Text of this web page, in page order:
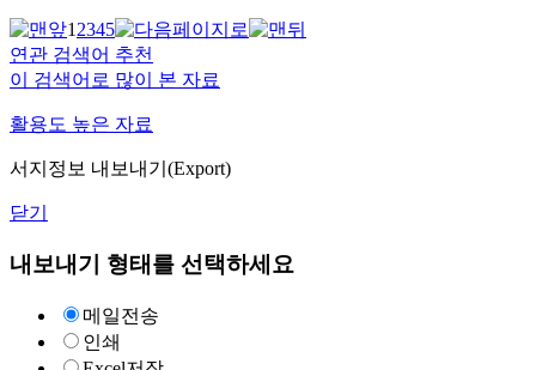
12345
연관 검색어 추천
이 검색어로 많이 본 자료
활용도 높은 자료
서지정보 내보내기(Export)
닫기
내보내기 형태를 선택하세요
메일전송
인쇄